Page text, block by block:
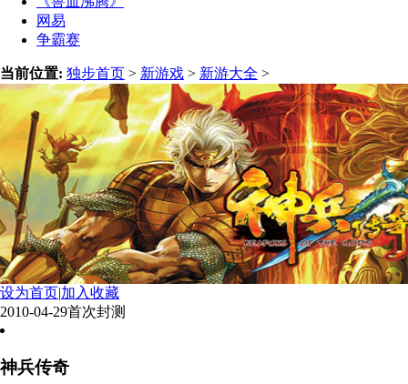
网易
争霸赛
当前位置: 独步首页 > 新游戏 > 新游大全 >
设为首页|加入收藏
2010-04-29首次封测
神兵传奇